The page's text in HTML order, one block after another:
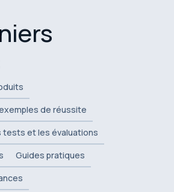
de réussite
tests et les évaluations
Guides pratiques